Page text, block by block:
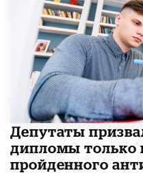
Депутаты
дипломы только
пройденного